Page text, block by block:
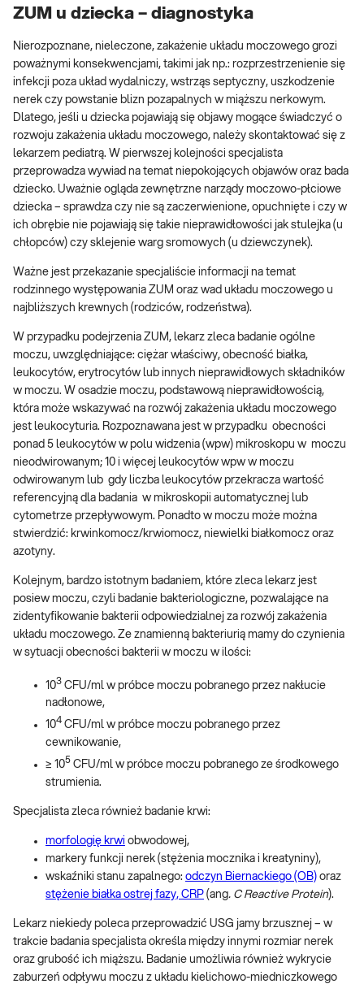
ZUM u dziecka – diagnostyka
Nierozpoznane, nieleczone, zakażenie układu moczowego grozi
poważnymi konsekwencjami, takimi jak np.: rozprzestrzenienie się
infekcji poza układ wydalniczy, wstrząs septyczny, uszkodzenie
nerek czy powstanie blizn pozapalnych w miąższu nerkowym.
Dlatego, jeśli u dziecka pojawiają się objawy mogące świadczyć o
rozwoju zakażenia układu moczowego, należy skontaktować się z
lekarzem pediatrą. W pierwszej kolejności specjalista
przeprowadza wywiad na temat niepokojących objawów oraz bada
dziecko. Uważnie ogląda zewnętrzne narządy moczowo-płciowe
dziecka – sprawdza czy nie są zaczerwienione, opuchnięte i czy w
ich obrębie nie pojawiają się takie nieprawidłowości jak stulejka (u
chłopców) czy sklejenie warg sromowych (u dziewczynek).
Ważne jest przekazanie specjaliście informacji na temat
rodzinnego występowania ZUM oraz wad układu moczowego u
najbliższych krewnych (rodziców, rodzeństwa).
W przypadku podejrzenia ZUM, lekarz zleca badanie ogólne
moczu, uwzględniające: ciężar właściwy, obecność białka,
leukocytów, erytrocytów lub innych nieprawidłowych składników
w moczu. W osadzie moczu, podstawową nieprawidłowością,
która może wskazywać na rozwój zakażenia układu moczowego
jest leukocyturia. Rozpoznawana jest w przypadku obecności
ponad 5 leukocytów w polu widzenia (wpw) mikroskopu w moczu
nieodwirowanym; 10 i więcej leukocytów wpw w moczu
odwirowanym lub gdy liczba leukocytów przekracza wartość
referencyjną dla badania w mikroskopii automatycznej lub
cytometrze przepływowym. Ponadto w moczu może można
stwierdzić: krwinkomocz/krwiomocz, niewielki białkomocz oraz
azotyny.
Kolejnym, bardzo istotnym badaniem, które zleca lekarz jest
posiew moczu, czyli badanie bakteriologiczne, pozwalające na
zidentyfikowanie bakterii odpowiedzialnej za rozwój zakażenia
układu moczowego. Ze znamienną bakteriurią mamy do czynienia
w sytuacji obecności bakterii w moczu w ilości:
103 CFU/ml w próbce moczu pobranego przez nakłucie
nadłonowe,
104 CFU/ml w próbce moczu pobranego przez
cewnikowanie,
≥ 105 CFU/ml w próbce moczu pobranego ze środkowego
strumienia.
Specjalista zleca również badanie krwi:
morfologię krwi obwodowej,
markery funkcji nerek (stężenia mocznika i kreatyniny),
wskaźniki stanu zapalnego: odczyn Biernackiego (OB) oraz
stężenie białka ostrej fazy, CRP (ang. C Reactive Protein).
Lekarz niekiedy poleca przeprowadzić USG jamy brzusznej – w
trakcie badania specjalista określa między innymi rozmiar nerek
oraz grubość ich miąższu. Badanie umożliwia również wykrycie
zaburzeń odpływu moczu z układu kielichowo-miedniczkowego